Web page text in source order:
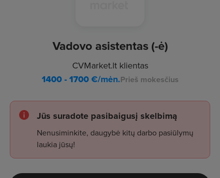
Vadovo asistentas (-ė)
CVMarket.lt klientas
1400 - 1700€/mėn.Prieš mokesčius
Jūs suradote pasibaigusį skelbimą
Nenusiminkite, daugybė kitų darbo pasiūlymų
laukia jūsų!